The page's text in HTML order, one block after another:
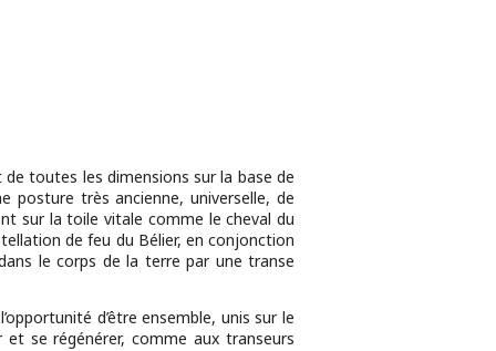
toutes les dimensions sur la base de
posture très ancienne, universelle, de
sur la toile vitale comme le cheval du
de feu du Bélier, en conjonction
le corps de la terre par une transe
d’être ensemble, unis sur le
et se régénérer, comme aux transeurs